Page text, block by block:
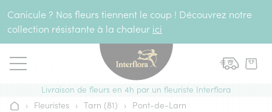
Canicule ? Nos fleurs tiennent le coup ! Découvrez notre
collection résistante à la chaleur ici
Livraison de fleurs en 4h par un fleuriste Interflora
› Fleuristes › Tarn (81) › Pont-de-Larn